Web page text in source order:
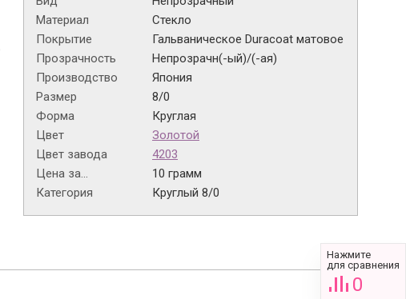
Материал
Стекло
Покрытие
Гальваническое Duracoat матовое
Прозрачность
Непрозрачн(-ый)/(-ая)
Производство
Япония
Размер
8/0
Форма
Круглая
Цвет
Золотой
Цвет завода
4203
Цена за...
10 грамм
Категория
Круглый 8/0
Нажмите
для сравнения
0